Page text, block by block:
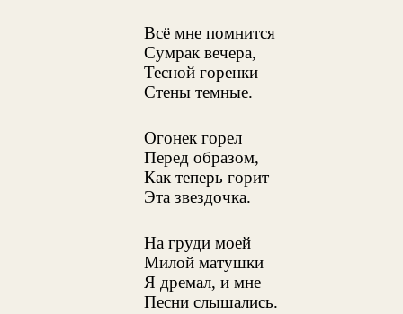
Всё мне помнится
Сумрак вечера,
Тесной горенки
Стены темные.
Огонек горел
Перед образом,
Как теперь горит
Эта звездочка.
На груди моей
Милой матушки
Я дремал, и мне
Песни слышались.